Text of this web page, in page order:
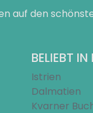
auf den
BELIEBT
Istrien
Dalmatien
Kvarner